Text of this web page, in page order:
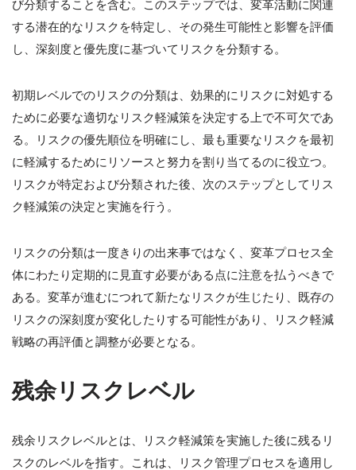
び分類することを含む。このステップでは、変革活動に関連
する潜在的なリスクを特定し、その発生可能性と影響を評価
し、深刻度と優先度に基づいてリスクを分類する。
初期レベルでのリスクの分類は、効果的にリスクに対処する
ために必要な適切なリスク軽減策を決定する上で不可欠であ
る。リスクの優先順位を明確にし、最も重要なリスクを最初
に軽減するためにリソースと努力を割り当てるのに役立つ。
リスクが特定および分類された後、次のステップとしてリス
ク軽減策の決定と実施を行う。
リスクの分類は一度きりの出来事ではなく、変革プロセス全
体にわたり定期的に見直す必要がある点に注意を払うべきで
ある。変革が進むにつれて新たなリスクが生じたり、既存の
リスクの深刻度が変化したりする可能性があり、リスク軽減
戦略の再評価と調整が必要となる。
残余リスクレベル
残余リスクレベルとは、リスク軽減策を実施した後に残るリ
スクのレベルを指す。これは、リスク管理プロセスを適用し